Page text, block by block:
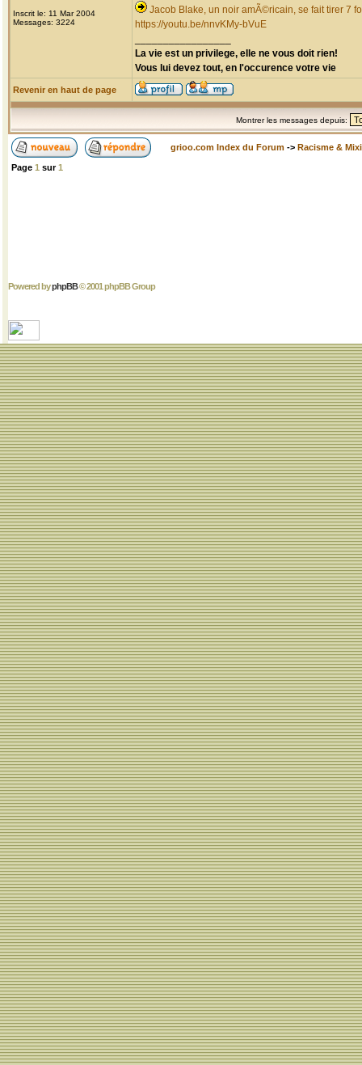
Inscrit le: 11 Mar 2004
Messages: 3224
Jacob Blake, un noir amÃ©ricain, se fait tirer 7
https://youtu.be/nnvKMy-bVuE
La vie est un privilege, elle ne vous doit rien!
Vous lui devez tout, en l'occurence votre vie
Revenir en haut de page
Montrer les messages depuis:
grioo.com Index du Forum -> Racisme &
Page 1 sur1
Powered byphpBB© 2001 phpBB Group